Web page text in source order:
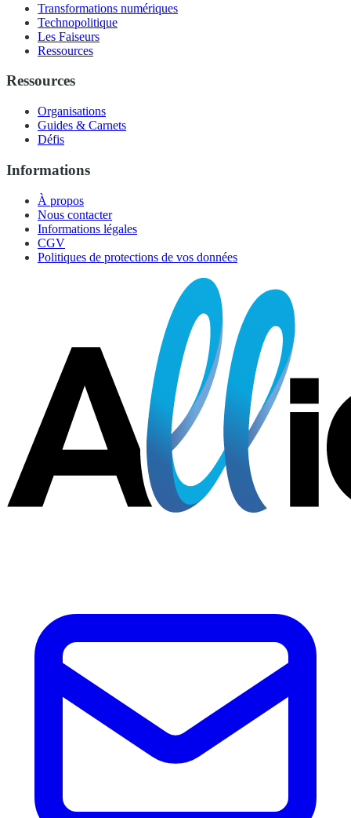
Transformations numériques
Technopolitique
Les Faiseurs
Ressources
Ressources
Organisations
Guides & Carnets
Défis
Informations
À propos
Nous contacter
Informations légales
CGV
Politiques de protections de vos données